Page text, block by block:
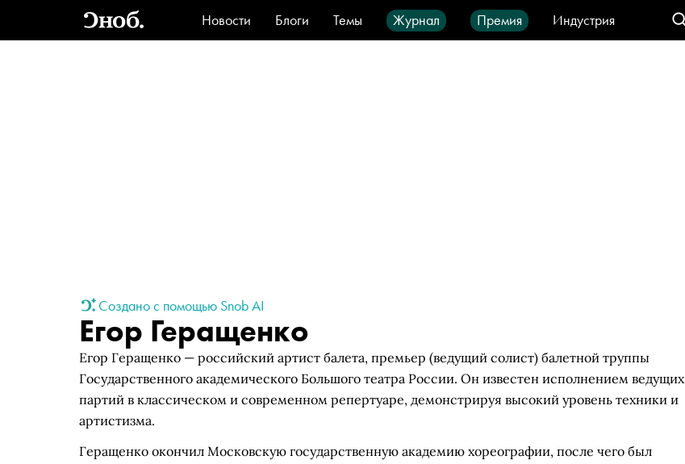
Новости Блоги Темы Журнал Премия
Индустрия
Стиль
Видео Город IT-продукты
Создано с помощью Snob AI
Егор Геращенко
Егор Геращенко — российский артист балета, премьер (ведущий солист) балетной труппы
Государственного академического Большого театра России. Он известен исполнением ведущих
партий в классическом и современном репертуаре, демонстрируя высокий уровень техники и
артистизма.
Геращенко окончил Московскую государственную академию хореографии, после чего был